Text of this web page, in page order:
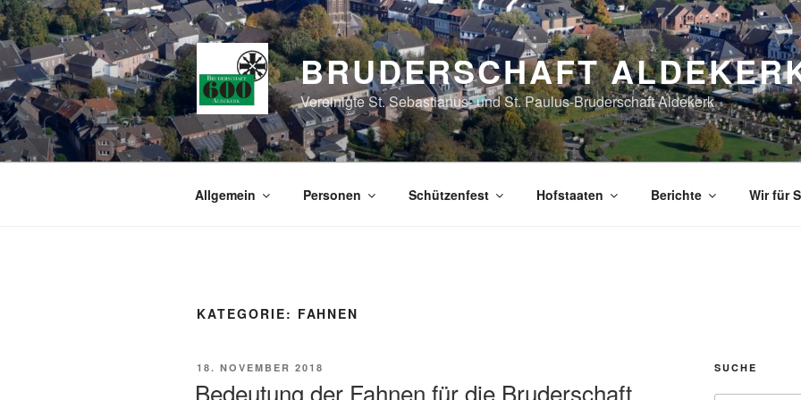
Zum
Inhalt
springen
BRUDERSCHAFT
Vereinigte St. Sebastianus- und St. Paulus-Bruderschaft Aldekerk
Allgemein Personen Schützenfest Hofstaaten Berichte Wir für
KATEGORIE: FAHNEN
VERÖFFENTLICHT
18. NOVEMBER 2018
Bedeutung der Fahnen für die Bruderschaft
SUCHE